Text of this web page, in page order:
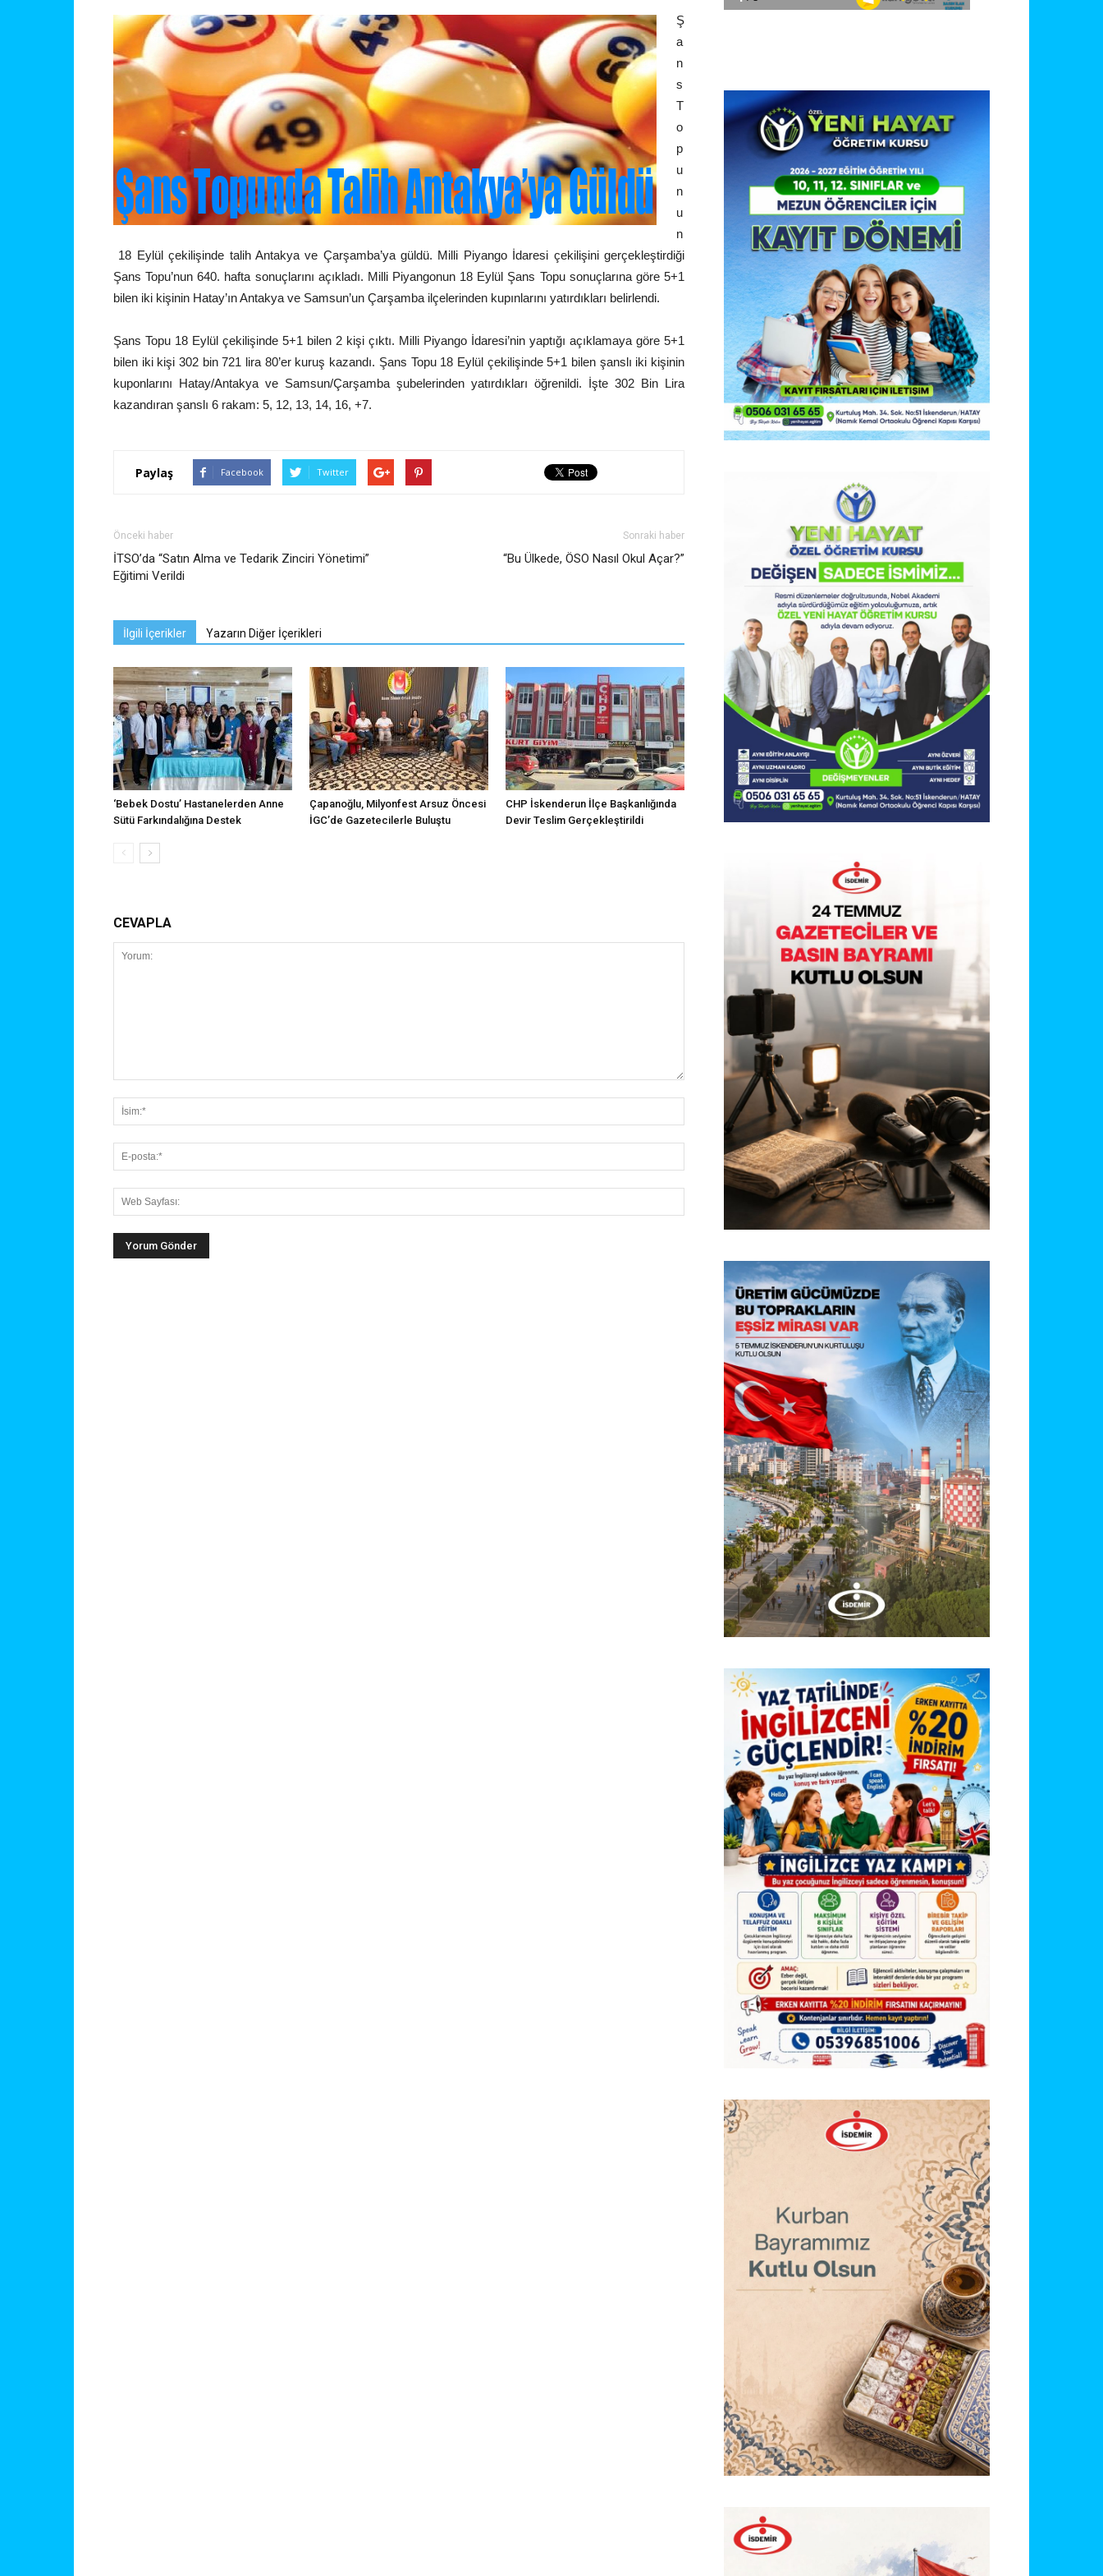
Ş
a
n
s
T
o
p
u
n
u
n
18 Eylül çekilişinde talih Antakya ve Çarşamba’ya güldü. Milli Piyango İdaresi çekilişini gerçekleştirdiği
Şans Topu’nun 640. hafta sonuçlarını açıkladı. Milli Piyangonun 18 Eylül Şans Topu sonuçlarına göre 5+1
bilen iki kişinin Hatay’ın Antakya ve Samsun’un Çarşamba ilçelerinden kupınlarını yatırdıkları belirlendi.
Şans Topu 18 Eylül çekilişinde 5+1 bilen 2 kişi çıktı. Milli Piyango İdaresi’nin yaptığı açıklamaya göre 5+1
bilen iki kişi 302 bin 721 lira 80’er kuruş kazandı. Şans Topu 18 Eylül çekilişinde 5+1 bilen şanslı iki kişinin
kuponlarını Hatay/Antakya ve Samsun/Çarşamba şubelerinden yatırdıkları öğrenildi. İşte 302 Bin Lira
kazandıran şanslı 6 rakam: 5, 12, 13, 14, 16, +7.
Paylaş Facebook Twitter
Önceki haber
İTSO’da “Satın Alma ve Tedarik Zinciri Yönetimi”
Eğitimi Verildi
Sonraki haber
“Bu Ülkede, ÖSO Nasıl Okul Açar?”
İlgili İçerikler Yazarın Diğer İçerikleri
‘Bebek Dostu’ Hastanelerden Anne
Sütü Farkındalığına Destek
Çapanoğlu, Milyonfest Arsuz Öncesi
İGC’de Gazetecilerle Buluştu
CHP İskenderun İlçe Başkanlığında
Devir Teslim Gerçekleştirildi
CEVAPLA